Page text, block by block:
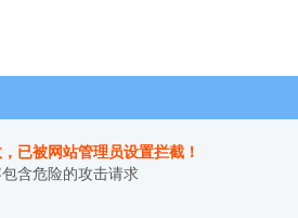
已被网站管理员设置拦截！
含危险的攻击请求